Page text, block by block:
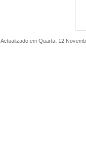
Actualizado em Quarta, 12